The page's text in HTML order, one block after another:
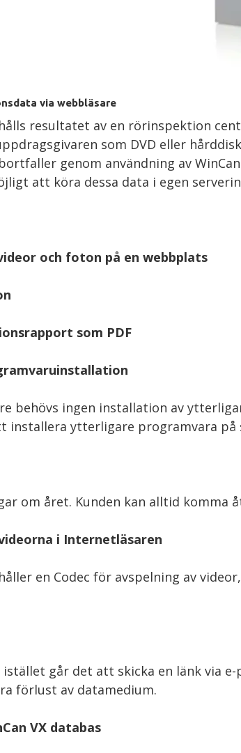
via webbläsare
resultatet av en rörinspektion
som DVD eller
genom användning av
att köra dessa data i egen
och foton på en webbplats
som PDF
behövs ingen installation av
installera ytterligare programvara på
om året. Kunden kan alltid komma
i Internetläsaren
en Codec för avspelning av
går det att skicka en länk via
förlust av datamedium.
VX databas